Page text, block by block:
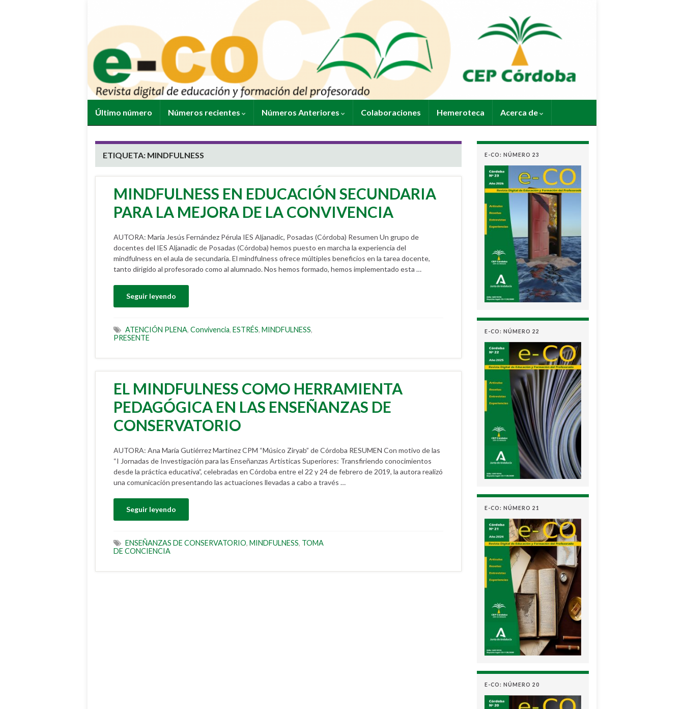
Último número Números recientes Números Anteriores Colaboraciones Hemeroteca Acerca de
ETIQUETA: MINDFULNESS
MINDFULNESS EN EDUCACIÓN SECUNDARIA
PARA LA MEJORA DE LA CONVIVENCIA
AUTORA: María Jesús Fernández Pérula IES Aljanadic, Posadas (Córdoba) Resumen Un grupo de
docentes del IES Aljanadic de Posadas (Córdoba) hemos puesto en marcha la experiencia del
mindfulness en el aula de secundaria. El mindfulness ofrece múltiples beneficios en la tarea docente,
tanto dirigido al profesorado como al alumnado. Nos hemos formado, hemos implementado esta …
Seguir leyendo
ATENCIÓN PLENA, Convivencia, ESTRÉS, MINDFULNESS,
PRESENTE
EL MINDFULNESS COMO HERRAMIENTA
PEDAGÓGICA EN LAS ENSEÑANZAS DE
CONSERVATORIO
AUTORA: Ana María Gutiérrez Martínez CPM “Músico Ziryab” de Córdoba RESUMEN Con motivo de las
“I Jornadas de Investigación para las Enseñanzas Artísticas Superiores: Transfiriendo conocimientos
desde la práctica educativa”, celebradas en Córdoba entre el 22 y 24 de febrero de 2019, la autora realizó
una comunicación presentando las actuaciones llevadas a cabo a través …
Seguir leyendo
ENSEÑANZAS DE CONSERVATORIO, MINDFULNESS, TOMA
DE CONCIENCIA
E-CO: NÚMERO 23
E-CO: NÚMERO 22
E-CO: NÚMERO 21
E-CO: NÚMERO 20